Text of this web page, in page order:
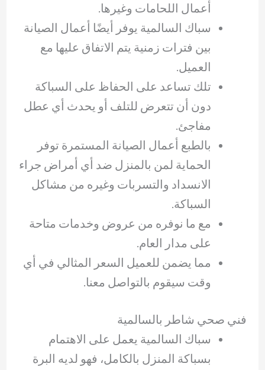
أعمال اللحامات وغيرها.
سباك السالمية يوفر أيضًا أعمال الصيانة
بين فترات زمنية يتم الاتفاق عليها مع
العميل.
تلك تساعد على الحفاظ على السباكة
دون أن تتعرض للتلف أو يحدث أي عطل
مفاجئ.
بالطبع أعمال الصيانة المستمرة توفر
الحماية لمن بالمنزل ضد أي أمراض جراء
الانسداد والتسربات وغيره من مشاكل
السباكة.
مع ما نوفره من عروض وخدمات متاحة
على مدار العام.
مما يضمن للعميل السعر المثالي في أي
وقت سيقوم بالتواصل معنا.
فني صحي شاطر بالسالمية
سباك السالمية يعمل على الاهتمام
بسباكة المنزل بالكامل، فهو لديه البرة